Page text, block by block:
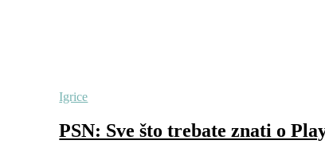
Igrice
PSN: Sve što trebate znati o